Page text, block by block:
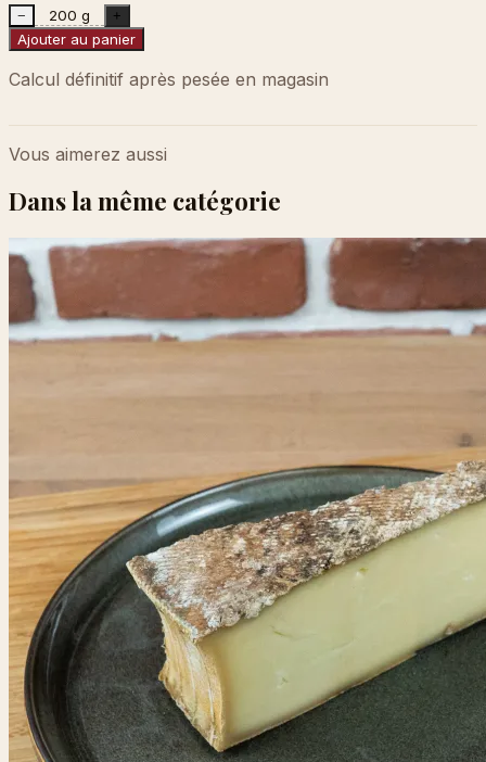
− 200 g +
Ajouter au panier
Calcul définitif après pesée en magasin
Vous aimerez aussi
Dans la même catégorie